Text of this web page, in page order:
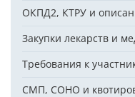
ОКПД2, КТРУ и
Закупки лекарств и
Требования к
СМП, СОНО и